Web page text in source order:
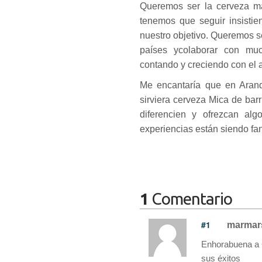
Queremos ser la cerveza
tenemos que seguir
nuestro objetivo. Queremos
países ycolaborar con
contando y creciendo con el
Me encantaría que en
sirviera cerveza Mica de
diferencien y ofrezcan
experiencias están siendo
1 Comentario
#1
Enhorabuena
sus éxitos